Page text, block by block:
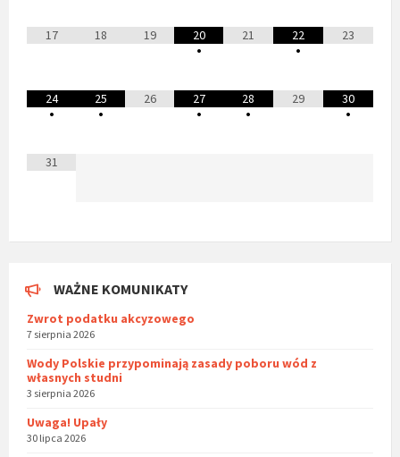
17 18 19
20
•
21
22
•
23
24
•
25
•
26
27
•
28
•
29
30
•
31
WAŻNE KOMUNIKATY
Zwrot podatku akcyzowego
7 sierpnia 2026
Wody Polskie przypominają zasady poboru wód z
własnych studni
3 sierpnia 2026
Uwaga! Upały
30 lipca 2026